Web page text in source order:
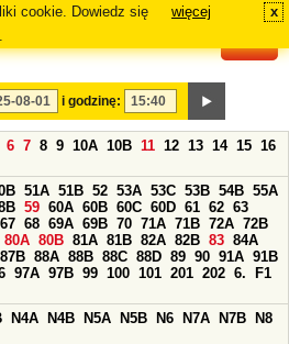
cookie. Dowiedz się
więcej x
i godzinę:
6 7 8 9 10A 10B 11 12 13 14 15 16
51A 51B 52 53A 53C 53B 54B 55A
59 60A 60B 60C 60D 61 62 63
67 68 69A 69B 70 71A 71B 72A 72B
80A 80B 81A 81B 82A 82B 83 84A
87B 88A 88B 88C 88D 89 90 91A 91B
97A 97B 99 100 101 201 202 6.
F1
N4A N4B N5A N5B N6 N7A N7B
N8